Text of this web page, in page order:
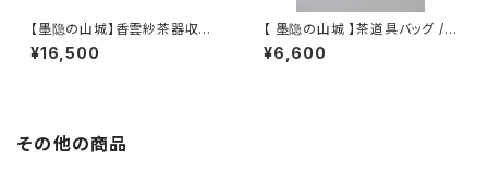
【墨隐の山城】香雲紗茶器収納
バッグ 「内袋分離式のアウトドア
ティーバッグ」
¥16,500
【 墨隐の山城 】茶道具バッグ /
Tea Utensil Bag
¥6,600
その他の商品